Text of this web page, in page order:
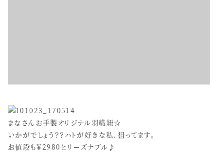
まなさんお手製オリジナル羽織紐☆
いかがでしょう？？ハトが好きな私、狙ってます。
お値段も￥2980とリーズナブル♪